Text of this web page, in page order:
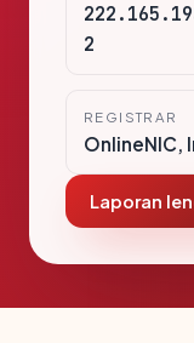
2
REGISTRAR
OnlineNIC,
Laporan